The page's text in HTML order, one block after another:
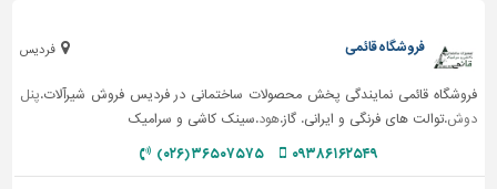
و
ساز
تاسیسات
ساختمان
فردیس فروشگاه قائمی
فروشگاه قائمی نمایندگی پخش محصولات ساختمانی در فردیس فروش شیرآلات.پنل
دوش.توالت های فرنگی و ایرانی. گاز.هود.سینک کاشی و سرامیک
۰۹۳۸۶۱۶۲۵۴۹ ۳۶۵۰۷۵۷۵ (۰۲۶)